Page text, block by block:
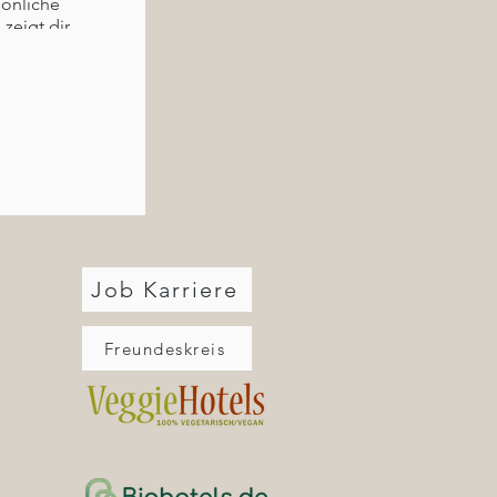
zeigt dir
Job Karriere
Freundeskreis